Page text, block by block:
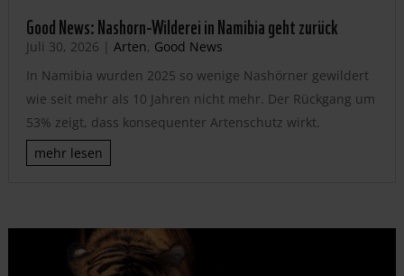
Good News: Nashorn-Wilderei in Namibia geht zurück
Juli 30, 2026 | Arten, Good News
In Namibia wurden 2025 so wenige Nashörner gewildert
wie seit mehr als 10 Jahren nicht mehr. Der Rückgang um
53% zeigt, dass konsequenter Artenschutz wirkt.
mehr lesen